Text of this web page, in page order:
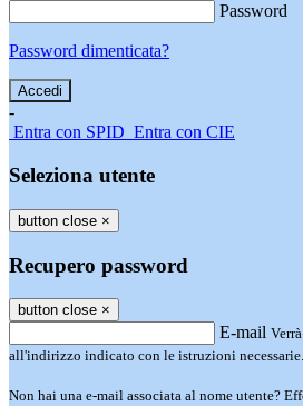
Password
Password dimenticata?
-
Entra con SPID Entra con CIE
Seleziona utente
button close ×
Recupero password
button close ×
E-mail
all'indirizzo indicato con le istruzioni necessarie.
Non hai una e-mail associata al nome utente?